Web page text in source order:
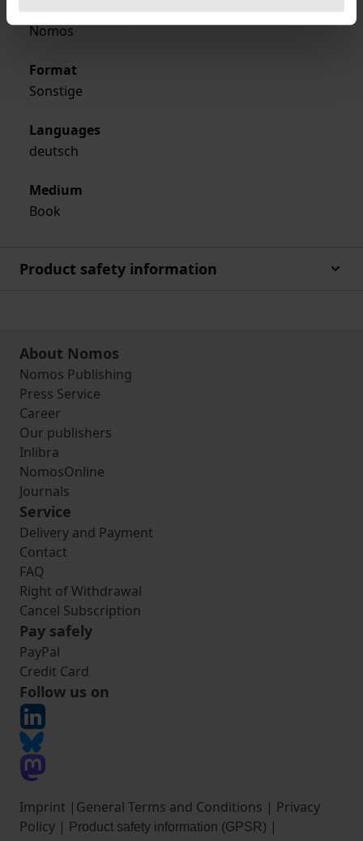
Publisher
Nomos
Format
Sonstige
Languages
deutsch
Medium
Book
Product safety information
About Nomos
Nomos Publishing
Press Service
Career
Our publishers
Inlibra
NomosOnline
Journals
Service
Delivery and Payment
Contact
FAQ
Right of Withdrawal
Cancel Subscription
Pay safely
PayPal
Credit Card
Follow us on
Imprint | General Terms and Conditions | Privacy
Policy | Product safety information (GPSR) |